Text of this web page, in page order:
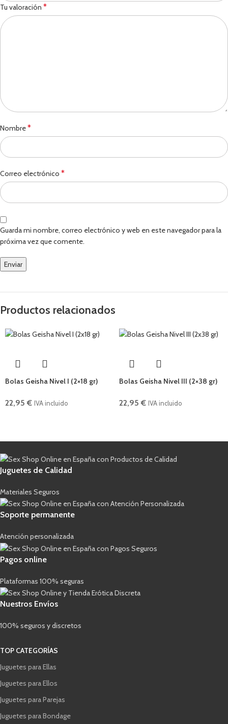
Tu valoración *
Nombre*
Correo electrónico *
Guarda mi nombre, correo electrónico y web en este navegador para la
próxima vez que comente.
Productos relacionados
Bolas Geisha Nivel I (2×18 gr)
22,95€ IVA incluido
Bolas Geisha Nivel III (2×38 gr)
22,95€ IVA incluido
Juguetes de Calidad
Materiales Seguros
Soporte permanente
Atención personalizada
Pagos online
Plataformas 100% seguras
Nuestros Envíos
100% seguros y discretos
TOP CATEGORÍAS
Juguetes para Ellas
Juguetes para Ellos
Juguetes para Parejas
Juguetes para Bondage